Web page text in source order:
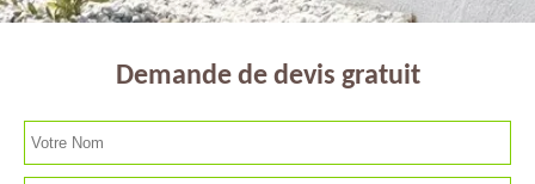
Demande de devis gratuit